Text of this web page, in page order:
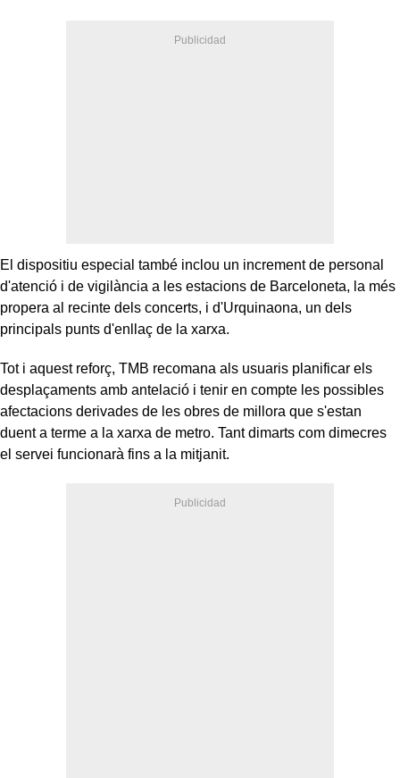
El dispositiu especial també inclou un increment de personal
d'atenció i de vigilància a les estacions de Barceloneta, la més
propera al recinte dels concerts, i d'Urquinaona, un dels
principals punts d'enllaç de la xarxa.
Tot i aquest reforç, TMB recomana als usuaris planificar els
desplaçaments amb antelació i tenir en compte les possibles
afectacions derivades de les obres de millora que s'estan
duent a terme a la xarxa de metro. Tant dimarts com dimecres
el servei funcionarà fins a la mitjanit.